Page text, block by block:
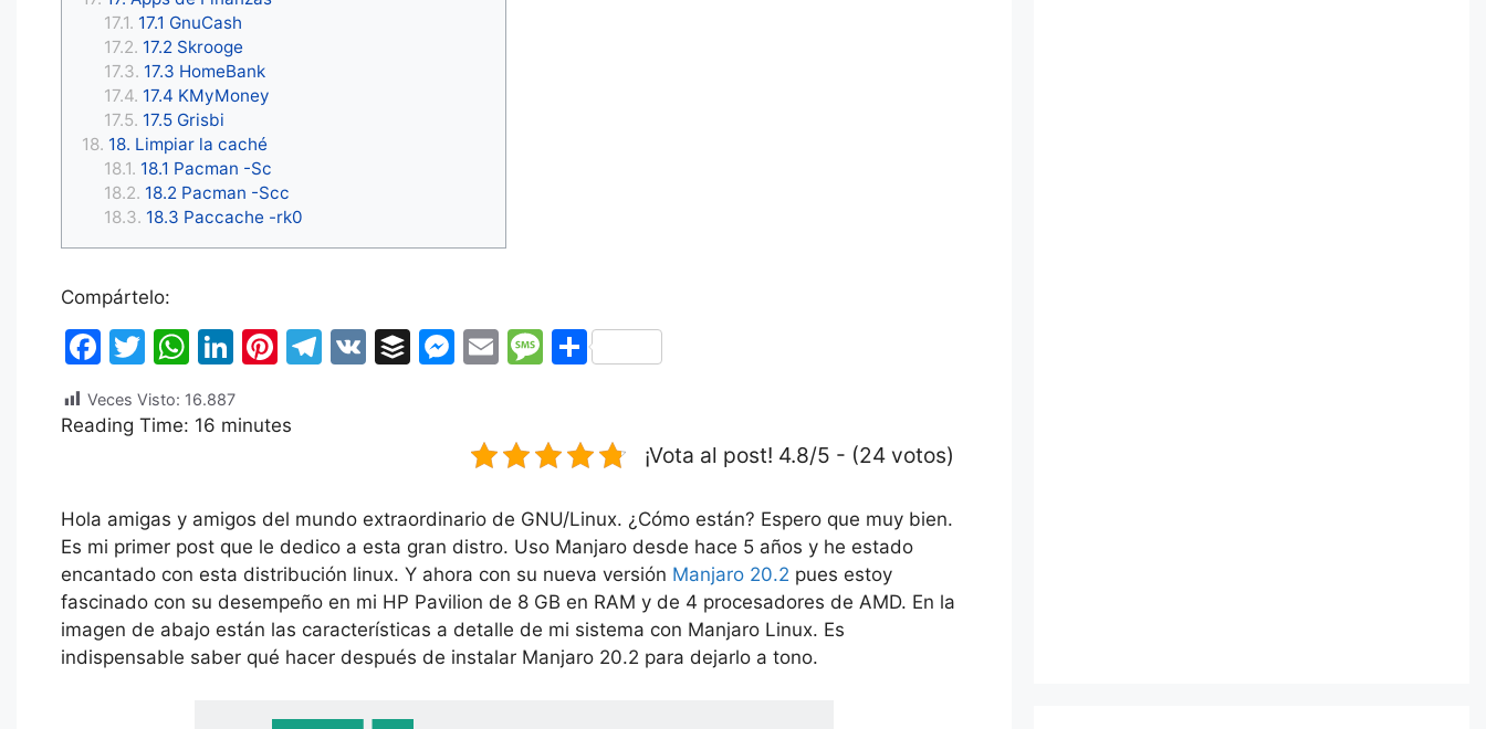
17.1 GnuCash
17.2 Skrooge
17.3 HomeBank
17.4 KMyMoney
17.5 Grisbi
18. Limpiar la caché
18.1 Pacman -Sc
18.2 Pacman -Scc
18.3 Paccache -rk0
Compártelo:
F
c
o
o
k
T
w
itt
W
h
at
p
p
Li
n
k
n
Pi
er
T
m
V
B
M
s
n
g
er
E
l
M
s
g
e
C
p
tir
Veces Visto: 16.887
Reading Time: 16 minutes
¡Vota al post! 4.8/5 - (24 votos)
Hola amigas y amigos del mundo extraordinario de GNU/Linux. ¿Cómo están? Espero que muy bien.
Es mi primer post que le dedico a esta gran distro. Uso Manjaro desde hace 5 años y he estado
encantado con esta distribución linux. Y ahora con su nueva versión Manjaro 20.2 pues estoy
fascinado con su desempeño en mi HP Pavilion de 8 GB en RAM y de 4 procesadores de AMD. En la
imagen de abajo están las características a detalle de mi sistema con Manjaro Linux. Es
indispensable saber qué hacer después de instalar Manjaro 20.2 para dejarlo a tono.